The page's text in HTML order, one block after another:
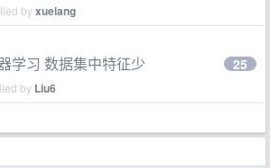
byxuelang
学习 数据集中特征少
by Liu6
25